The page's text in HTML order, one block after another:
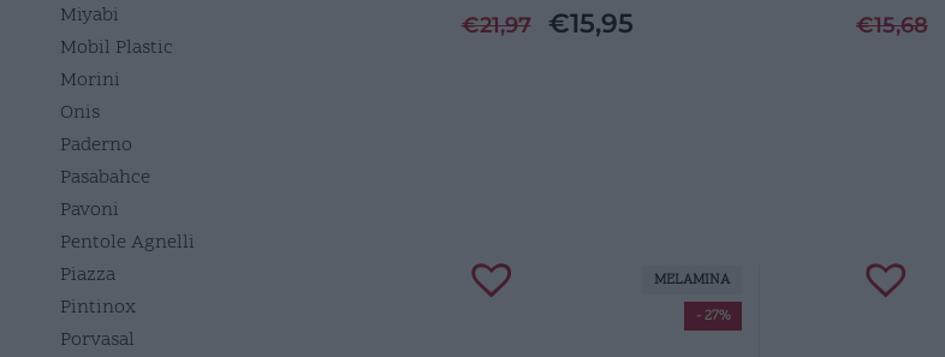
€21,97 €15,95
€15,68
- 27%
MELAMINA
Miyabi
Mobil Plastic
Morini
Onis
Paderno
Pasabahce
Pavoni
Pentole Agnelli
Piazza
Pintinox
Porvasal